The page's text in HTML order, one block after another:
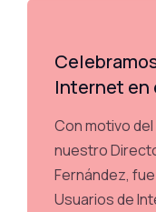
Internet en
Con motivo
nuestro
Fernández,
Usuarios de